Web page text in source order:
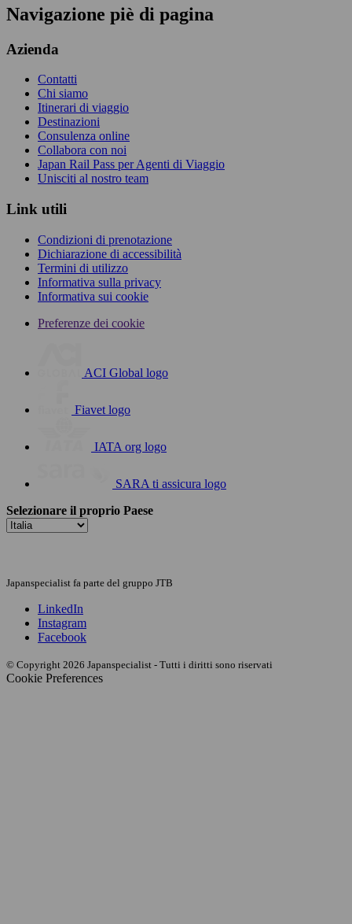
Navigazione piè di pagina
Azienda
Contatti
Chi siamo
Itinerari di viaggio
Destinazioni
Consulenza online
Collabora con noi
Japan Rail Pass per Agenti di Viaggio
Unisciti al nostro team
Link utili
Condizioni di prenotazione
Dichiarazione di accessibilità
Termini di utilizzo
Informativa sulla privacy
Informativa sui cookie
Preferenze dei cookie
ACI Global logo
Fiavet logo
IATA org logo
SARA ti assicura logo
Selezionare il proprio Paese
Japanspecialist fa parte del gruppo JTB
LinkedIn
Instagram
Facebook
© Copyright 2026 Japanspecialist - Tutti i diritti sono riservati
Cookie Preferences